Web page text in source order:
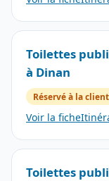
Toilettes
à Dinan
Réservé à la
Voir la fiche
Toilettes